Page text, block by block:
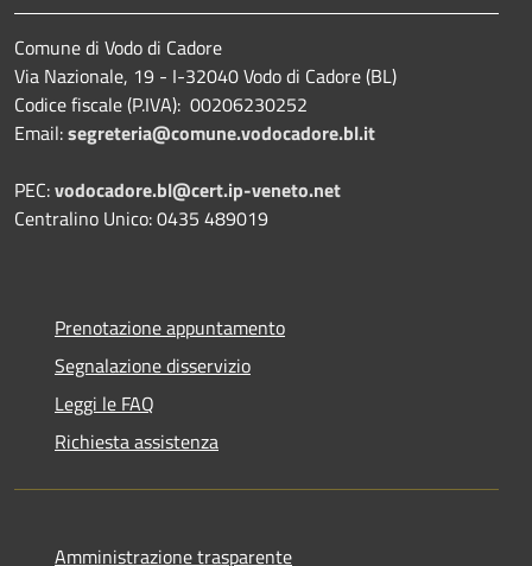
Comune di Vodo di Cadore
Via Nazionale, 19 - I-32040 Vodo di Cadore (BL)
Codice fiscale (P.IVA): 00206230252
Email:segreteria@comune.vodocadore.bl.it
PEC:vodocadore.bl@cert.ip-veneto.net
Centralino Unico: 0435 489019
Prenotazione appuntamento
Segnalazione disservizio
Leggi le FAQ
Richiesta assistenza
Amministrazione trasparente